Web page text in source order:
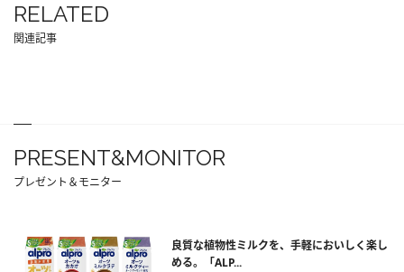
RELATED
関連記事
PRESENT&MONITOR
プレゼント＆モニター
良質な植物性ミルクを、手軽においしく楽し
める。「ALP...